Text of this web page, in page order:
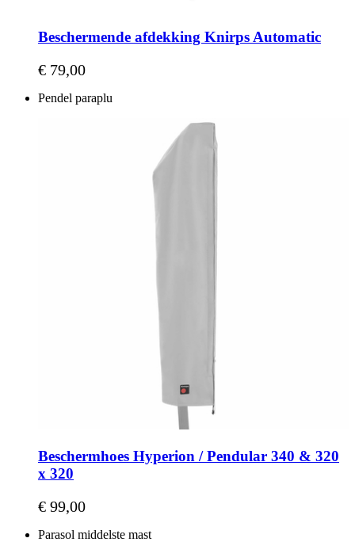
Beschermende afdekking Knirps Automatic
€ 79,00
Pendel paraplu
Beschermhoes Hyperion / Pendular 340 & 320
x 320
€ 99,00
Parasol middelste mast